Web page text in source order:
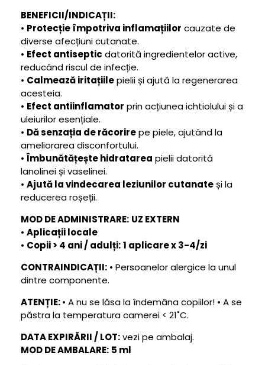
BENEFICII/INDICAȚII:
• Protecție împotriva inflamațiilor cauzate de
diverse afecțiuni cutanate.
• Efect antiseptic datorită ingredientelor active,
reducând riscul de infecție.
• Calmează iritațiilepielii și ajută la regenerarea
acesteia.
• Efect antiinflamator prin acțiunea ichtiolului și a
uleiurilor esențiale.
• Dă senzația de răcorirepe piele, ajutând la
ameliorarea disconfortului.
• Îmbunătățește hidratarea pielii datorită
lanolinei și vaselinei.
• Ajută la vindecarea leziunilor cutanateși la
reducerea roșeții.
MOD DE ADMINISTRARE: UZ EXTERN
• Aplicații locale
• Copii > 4 ani / adulți:1 aplicare x 3-4/zi
CONTRAINDICAȚII: • Persoanelor alergice la unul
dintre componente.
ATENȚIE:• A nu se lăsa la îndemâna copiilor! • A se
păstra la temperatura camerei < 21˚C.
DATA EXPIRĂRII / LOT:vezi pe ambalaj.
MOD DE AMBALARE: 5 ml